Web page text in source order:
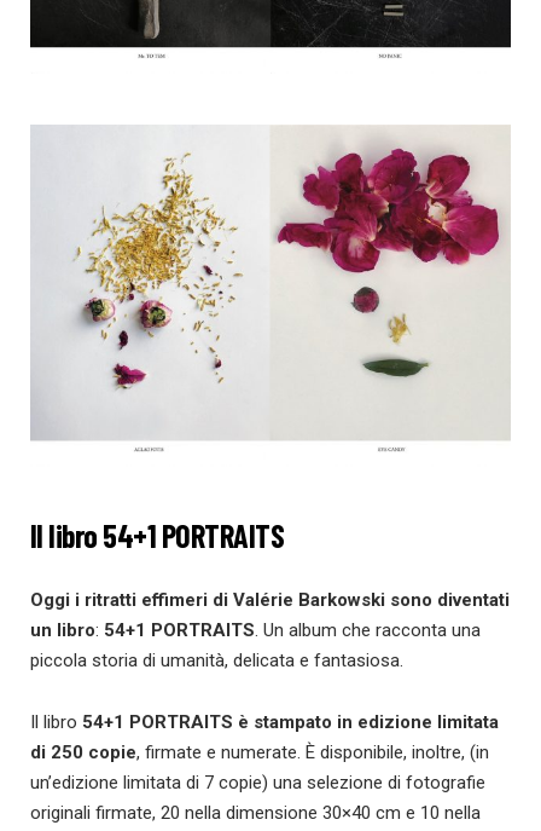
Il libro 54+1 PORTRAITS
Oggi i ritratti effimeri di Valérie Barkowski sono diventati
un libro: 54+1 PORTRAITS. Un album che racconta una
piccola storia di umanità, delicata e fantasiosa.
Il libro 54+1 PORTRAITS è stampato in edizione limitata
di 250 copie, firmate e numerate. È disponibile, inoltre, (in
un’edizione limitata di 7 copie) una selezione di fotografie
originali firmate, 20 nella dimensione 30×40 cm e 10 nella